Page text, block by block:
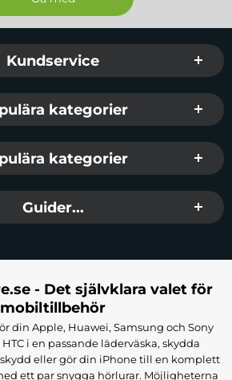
info och länkar
Kundservice
kategorier
kategorier
Guider...
- Det självklara valet för
mobiltillbehör
din Apple, Huawei, Samsung och Sony
i en passande läderväska, skydda
eller gör din iPhone till en komplett
ett par snygga hörlurar. Möjligheterna